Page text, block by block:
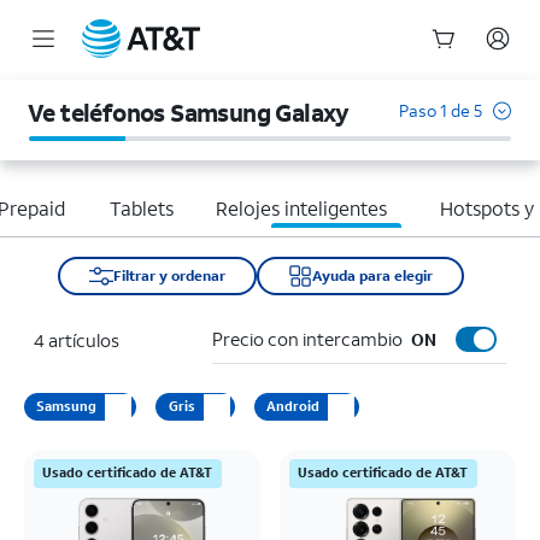
Ve teléfonos Samsung Galaxy Paso 1 de 5
Tablets Relojes inteligentes Hotspots y
Filtrar y ordenar Ayuda para elegir
4 artículos Precio con intercambio ON
Samsung Gris Android
Usado certificado de AT&T Usado certificado de AT&T